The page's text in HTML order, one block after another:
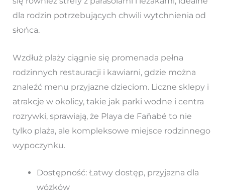
dla rodzin potrzebujących chwili wytchnienia od
słońca.
Wzdłuż plaży ciągnie się promenada pełna
rodzinnych restauracji i kawiarni, gdzie można
znaleźć menu przyjazne dzieciom. Liczne sklepy i
atrakcje w okolicy, takie jak parki wodne i centra
rozrywki, sprawiają, że Playa de Fañabé to nie
tylko plaża, ale kompleksowe miejsce rodzinnego
wypoczynku.
Dostępność: Łatwy dostęp, przyjazna dla
wózków